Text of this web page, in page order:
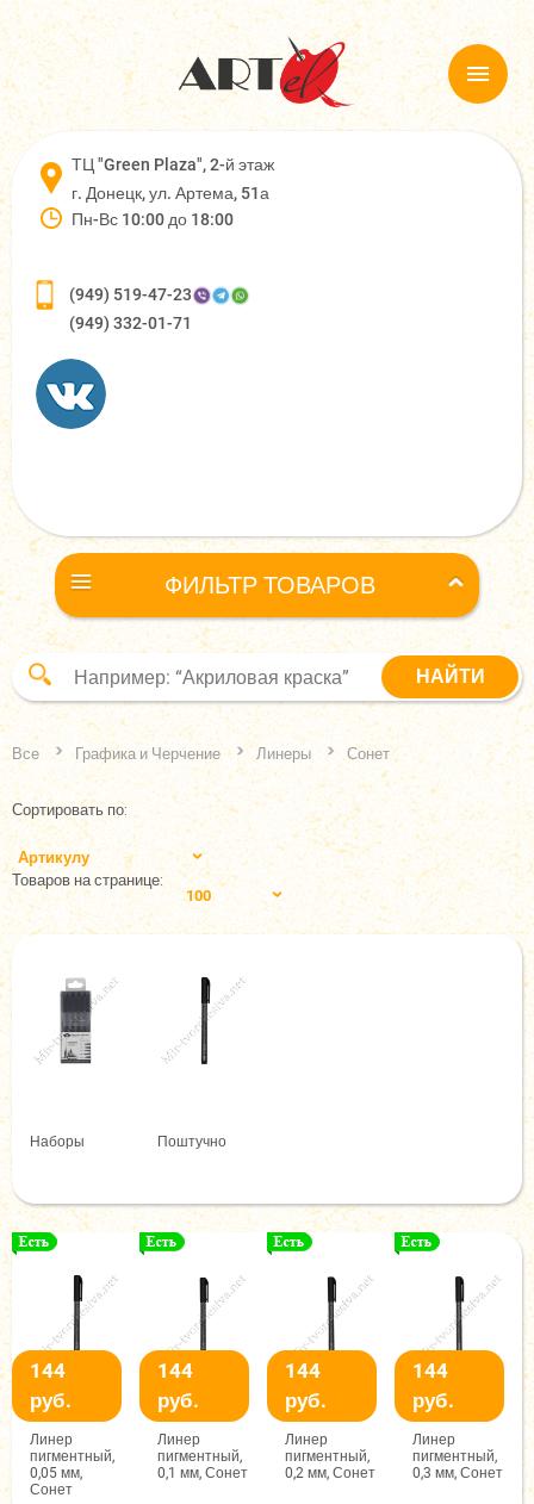
ТЦ "Green Plaza", 2-й этаж
г. Донецк, ул. Артема, 51а
Пн-Вс 10:00 до 18:00
(949) 519-47-23
(949) 332-01-71
ФИЛЬТР ТОВАРОВ
Все Графика и Черчение Линеры Сонет
Сортировать по:
Артикулу
Товаров на странице:
100
Наборы Поштучно
144
руб.
Линер
пигментный,
0,05 мм,
Сонет
144
руб.
Линер
пигментный,
0,1 мм, Сонет
144
руб.
Линер
пигментный,
0,2 мм, Сонет
144
руб.
Линер
пигментный,
0,3 мм, Сонет